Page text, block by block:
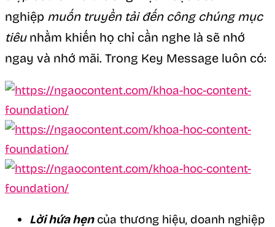
nghiệp muốn truyền tải đến công chúng mục
tiêunhằm khiến họ chỉ cần nghe là sẽ nhớ
ngay và nhớ mãi. Trong Key Message luôn có:
Lời hứa hẹncủa thương hiệu, doanh nghiệp